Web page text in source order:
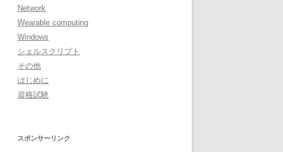
Network
Wearable computing
Windows
シェルスクリプト
その他
はじめに
資格試験
スポンサーリンク